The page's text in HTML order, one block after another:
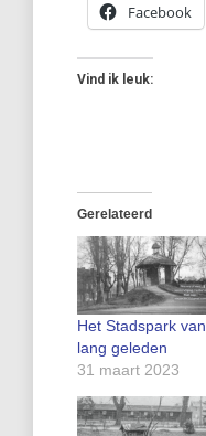
Facebook
Vind ik leuk:
Gerelateerd
Het Stadspark van
lang geleden
31 maart 2023